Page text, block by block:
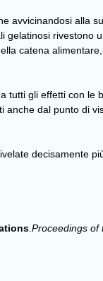
avvicinandosi alla
gelatinosi rivestono
catena
tutti gli effetti con le
anche dal punto di
decisamente
.Proceedings of